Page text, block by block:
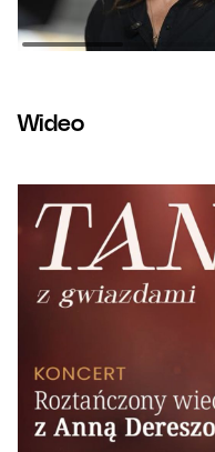
Wideo